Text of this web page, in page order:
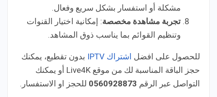
مشكلة أو استفسار بشكل سريع وفعال.
تجربة مشاهدة مخصصة: إمكانية اختيار القنوات
وتنظيم القوائم بما يناسب ذوق المشاهد.
للحصول على افضل اشتراك IPTV
بدون تقطيع، يمكنك
حجز الباقة المناسبة لك من موقع Live4K أو يمكنك
التواصل عبر الرقم 0560928873 للحجز او الاستفسار.